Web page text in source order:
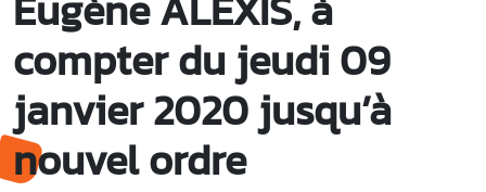
compter du jeudi 09
janvier 2020 jusqu’à
nouvel ordre